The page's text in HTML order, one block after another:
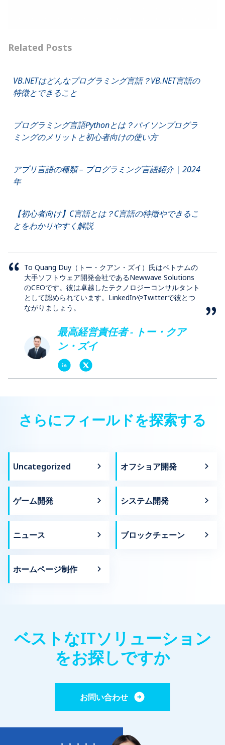
Related Posts
VB.NETはどんなプログラミング言語？VB.NET言語の
特徴とできること
プログラミング言語Pythonとは？パイソンプログラ
ミングのメリットと初心者向けの使い方
アプリ言語の種類 – プログラミング言語紹介 | 2024
年
【初心者向け】C言語とは？C言語の特徴やできるこ
とをわかりやすく解説
To Quang Duy（トー・クアン・ズイ）氏はベトナムの
大手ソフトウェア開発会社であるNewwave Solutions
のCEOです。彼は卓越したテクノロジーコンサルタント
として認められています。LinkedInやTwitterで彼とつ
ながりましょう。
最高経営責任者 - トー・クア
ン・ズイ
さらにフィールドを探索する
Uncategorized オフショア開発
ゲーム開発 システム開発
ニュース ブロックチェーン
ホームページ制作
ベストなITソリューション
をお探しですか
お問い合わせ